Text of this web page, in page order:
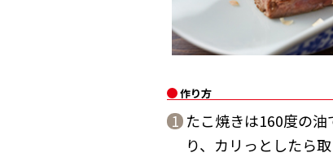
作り方
1 たこ焼きは160度の
り、カリっとしたら取